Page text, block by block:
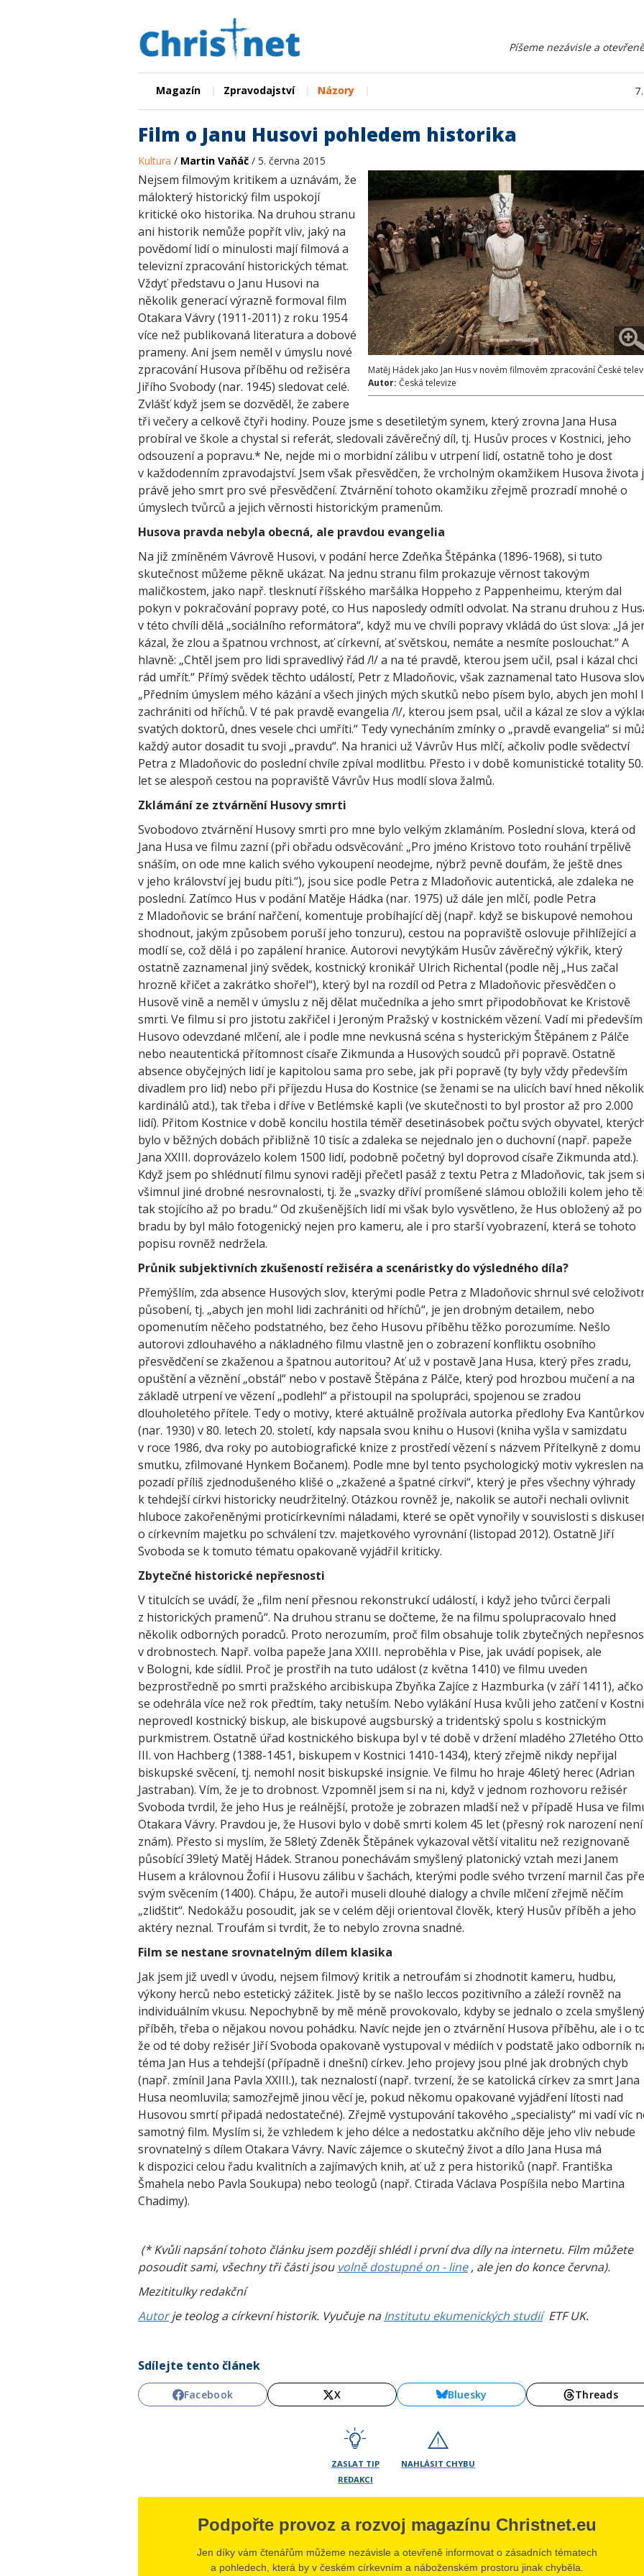
Píšeme nezávisle a
Magazín Zpravodajství Názory
Film o Janu Husovi pohledem historika
Kultura / Martin Vaňáč / 5. června 2015
Matěj Hádek jako Jan Hus v novém filmovém zpracování České
Autor: Česká televize
Nejsem filmovým kritikem a uznávám, že
málokterý historický film uspokojí
kritické oko historika. Na druhou stranu
ani historik nemůže popřít vliv, jaký na
povědomí lidí o minulosti mají filmová a
televizní zpracování historických témat.
Vždyť představu o Janu Husovi na
několik generací výrazně formoval film
Otakara Vávry (1911-2011) z roku 1954
více než publikovaná literatura a dobové
prameny. Ani jsem neměl v úmyslu nové
zpracování Husova příběhu od režiséra
Jiřího Svobody (nar. 1945) sledovat celé.
Zvlášť když jsem se dozvěděl, že zabere
tři večery a celkově čtyři hodiny. Pouze jsme s desetiletým synem, který zrovna Jana Husa
probíral ve škole a chystal si referát, sledovali závěrečný díl, tj. Husův proces v Kostnici, jeho
odsouzení a popravu.* Ne, nejde mi o morbidní zálibu v utrpení lidí, ostatně toho je dost
v každodenním zpravodajství. Jsem však přesvědčen, že vrcholným okamžikem Husova života
právě jeho smrt pro své přesvědčení. Ztvárnění tohoto okamžiku zřejmě prozradí mnohé o
úmyslech tvůrců a jejich věrnosti historickým pramenům.
Husova pravda nebyla obecná, ale pravdou evangelia
Na již zmíněném Vávrově Husovi, v podání herce Zdeňka Štěpánka (1896-1968), si tuto
skutečnost můžeme pěkně ukázat. Na jednu stranu film prokazuje věrnost takovým
maličkostem, jako např. tlesknutí říšského maršálka Hoppeho z Pappenheimu, kterým dal
pokyn v pokračování popravy poté, co Hus naposledy odmítl odvolat. Na stranu druhou z
v této chvíli dělá „sociálního reformátora“, když mu ve chvíli popravy vkládá do úst slova: „Já
kázal, že zlou a špatnou vrchnost, ať církevní, ať světskou, nemáte a nesmíte poslouchat.“ A
hlavně: „Chtěl jsem pro lidi spravedlivý řád /!/ a na té pravdě, kterou jsem učil, psal i kázal chci
rád umřít.“ Přímý svědek těchto událostí, Petr z Mladoňovic, však zaznamenal tato Husova
„Předním úmyslem mého kázání a všech jiných mých skutků nebo písem bylo, abych jen mohl
zachrániti od hříchů. V té pak pravdě evangelia /!/, kterou jsem psal, učil a kázal ze slov a
svatých doktorů, dnes vesele chci umříti.“ Tedy vynecháním zmínky o „pravdě evangelia“ si
každý autor dosadit tu svoji „pravdu“. Na hranici už Vávrův Hus mlčí, ačkoliv podle svědectví
Petra z Mladoňovic do poslední chvíle zpíval modlitbu. Přesto i v době komunistické totality 50.
let se alespoň cestou na popraviště Vávrův Hus modlí slova žalmů.
Zklámání ze ztvárnění Husovy smrti
Svobodovo ztvárnění Husovy smrti pro mne bylo velkým zklamáním. Poslední slova, která od
Jana Husa ve filmu zazní (při obřadu odsvěcování: „Pro jméno Kristovo toto rouhání trpělivě
snáším, on ode mne kalich svého vykoupení neodejme, nýbrž pevně doufám, že ještě dnes
v jeho království jej budu píti.“), jsou sice podle Petra z Mladoňovic autentická, ale zdaleka ne
poslední. Zatímco Hus v podání Matěje Hádka (nar. 1975) už dále jen mlčí, podle Petra
z Mladoňovic se brání nařčení, komentuje probíhající děj (např. když se biskupové nemohou
shodnout, jakým způsobem poruší jeho tonzuru), cestou na popraviště oslovuje přihlížející a
modlí se, což dělá i po zapálení hranice. Autorovi nevytýkám Husův závěrečný výkřik, který
ostatně zaznamenal jiný svědek, kostnický kronikář Ulrich Richental (podle něj „Hus začal
hrozně křičet a zakrátko shořel“), který byl na rozdíl od Petra z Mladoňovic přesvědčen o
Husově vině a neměl v úmyslu z něj dělat mučedníka a jeho smrt připodobňovat ke Kristově
smrti. Ve filmu si pro jistotu zakřičel i Jeroným Pražský v kostnickém vězení. Vadí mi především
Husovo odevzdané mlčení, ale i podle mne nevkusná scéna s hysterickým Štěpánem z Pálče
nebo neautentická přítomnost císaře Zikmunda a Husových soudců při popravě. Ostatně
absence obyčejných lidí je kapitolou sama pro sebe, jak při popravě (ty byly vždy především
divadlem pro lid) nebo při příjezdu Husa do Kostnice (se ženami se na ulicích baví hned několik
kardinálů atd.), tak třeba i dříve v Betlémské kapli (ve skutečnosti to byl prostor až pro 2.000
lidí). Přitom Kostnice v době koncilu hostila téměř desetinásobek počtu svých obyvatel,
bylo v běžných dobách přibližně 10 tisíc a zdaleka se nejednalo jen o duchovní (např. papeže
Jana XXIII. doprovázelo kolem 1500 lidí, podobně početný byl doprovod císaře Zikmunda atd.).
Když jsem po shlédnutí filmu synovi raději přečetl pasáž z textu Petra z Mladoňovic, tak jsem si
všimnul jiné drobné nesrovnalosti, tj. že „svazky dříví promíšené slámou obložili kolem jeho
tak stojícího až po bradu.“ Od zkušenějších lidí mi však bylo vysvětleno, že Hus obložený až po
bradu by byl málo fotogenický nejen pro kameru, ale i pro starší vyobrazení, která se tohoto
popisu rovněž nedržela.
Průnik subjektivních zkušeností režiséra a scenáristky do výsledného díla?
Přemýšlím, zda absence Husových slov, kterými podle Petra z Mladoňovic shrnul své
působení, tj. „abych jen mohl lidi zachrániti od hříchů“, je jen drobným detailem, nebo
opomenutím něčeho podstatného, bez čeho Husovu příběhu těžko porozumíme. Nešlo
autorovi zdlouhavého a nákladného filmu vlastně jen o zobrazení konfliktu osobního
přesvědčení se zkaženou a špatnou autoritou? Ať už v postavě Jana Husa, který přes zradu,
opuštění a věznění „obstál“ nebo v postavě Štěpána z Pálče, který pod hrozbou mučení a na
základě utrpení ve vězení „podlehl“ a přistoupil na spolupráci, spojenou se zradou
dlouholetého přítele. Tedy o motivy, které aktuálně prožívala autorka předlohy Eva
(nar. 1930) v 80. letech 20. století, kdy napsala svou knihu o Husovi (kniha vyšla v samizdatu
v roce 1986, dva roky po autobiografické knize z prostředí vězení s názvem Přítelkyně z domu
smutku, zfilmované Hynkem Bočanem). Podle mne byl tento psychologický motiv vykreslen na
pozadí příliš zjednodušeného klišé o „zkažené a špatné církvi“, který je přes všechny výhrady
k tehdejší církvi historicky neudržitelný. Otázkou rovněž je, nakolik se autoři nechali ovlivnit
hluboce zakořeněnými proticírkevními náladami, které se opět vynořily v souvislosti s
o církevním majetku po schválení tzv. majetkového vyrovnání (listopad 2012). Ostatně Jiří
Svoboda se k tomuto tématu opakovaně vyjádřil kriticky.
Zbytečné historické nepřesnosti
V titulcích se uvádí, že „film není přesnou rekonstrukcí událostí, i když jeho tvůrci čerpali
z historických pramenů“. Na druhou stranu se dočteme, že na filmu spolupracovalo hned
několik odborných poradců. Proto nerozumím, proč film obsahuje tolik zbytečných
v drobnostech. Např. volba papeže Jana XXIII. neproběhla v Pise, jak uvádí popisek, ale
v Bologni, kde sídlil. Proč je prostřih na tuto událost (z května 1410) ve filmu uveden
bezprostředně po smrti pražského arcibiskupa Zbyňka Zajíce z Hazmburka (v září 1411),
se odehrála více než rok předtím, taky netuším. Nebo vylákání Husa kvůli jeho zatčení v
neprovedl kostnický biskup, ale biskupové augsburský a tridentský spolu s kostnickým
purkmistrem. Ostatně úřad kostnického biskupa byl v té době v držení mladého 27letého Otto
III. von Hachberg (1388-1451, biskupem v Kostnici 1410-1434), který zřejmě nikdy nepřijal
biskupské svěcení, tj. nemohl nosit biskupské insignie. Ve filmu ho hraje 46letý herec (Adrian
Jastraban). Vím, že je to drobnost. Vzpomněl jsem si na ni, když v jednom rozhovoru režisér
Svoboda tvrdil, že jeho Hus je reálnější, protože je zobrazen mladší než v případě Husa ve
Otakara Vávry. Pravdou je, že Husovi bylo v době smrti kolem 45 let (přesný rok narození není
znám). Přesto si myslím, že 58letý Zdeněk Štěpánek vykazoval větší vitalitu než rezignovaně
působící 39letý Matěj Hádek. Stranou ponechávám smyšlený platonický vztah mezi Janem
Husem a královnou Žofií i Husovu zálibu v šachách, kterými podle svého tvrzení marnil čas
svým svěcením (1400). Chápu, že autoři museli dlouhé dialogy a chvíle mlčení zřejmě něčím
„zlidštit“. Nedokážu posoudit, jak se v celém ději orientoval člověk, který Husův příběh a jeho
aktéry neznal. Troufám si tvrdit, že to nebylo zrovna snadné.
Film se nestane srovnatelným dílem klasika
Jak jsem již uvedl v úvodu, nejsem filmový kritik a netroufám si zhodnotit kameru, hudbu,
výkony herců nebo estetický zážitek. Jistě by se našlo leccos pozitivního a záleží rovněž na
individuálním vkusu. Nepochybně by mě méně provokovalo, kdyby se jednalo o zcela smyšlený
příběh, třeba o nějakou novou pohádku. Navíc nejde jen o ztvárnění Husova příběhu, ale i o
že od té doby režisér Jiří Svoboda opakovaně vystupoval v médiích v podstatě jako odborník
téma Jan Hus a tehdejší (případně i dnešní) církev. Jeho projevy jsou plné jak drobných chyb
(např. zmínil Jana Pavla XXIII.), tak neznalostí (např. tvrzení, že se katolická církev za smrt Jana
Husa neomluvila; samozřejmě jinou věcí je, pokud někomu opakované vyjádření lítosti nad
Husovou smrtí připadá nedostatečné). Zřejmě vystupování takového „specialisty“ mi vadí víc
samotný film. Myslím si, že vzhledem k jeho délce a nedostatku akčního děje jeho vliv nebude
srovnatelný s dílem Otakara Vávry. Navíc zájemce o skutečný život a dílo Jana Husa má
k dispozici celou řadu kvalitních a zajímavých knih, ať už z pera historiků (např. Františka
Šmahela nebo Pavla Soukupa) nebo teologů (např. Ctirada Václava Pospíšila nebo Martina
Chadimy).
(* Kvůli napsání tohoto článku jsem později shlédl i první dva díly na internetu. Film můžete
posoudit sami, všechny tři části jsou volně dostupné on - line, ale jen do konce června).
Mezititulky redakční
Autorje teolog a církevní historik. Vyučuje naInstitutu ekumenických studiíETF UK.
Sdílejte tento článek
Facebook X Bluesky Threads
ZASLAT TIP
REDAKCI
NAHLÁSIT CHYBU